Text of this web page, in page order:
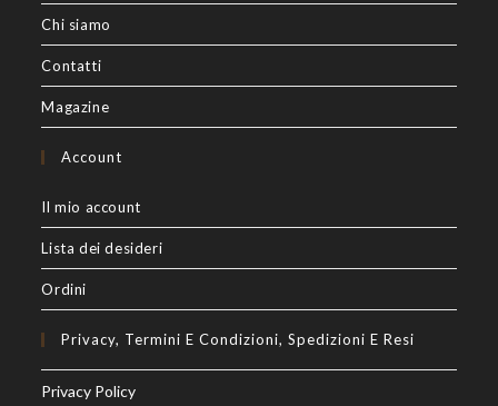
Chi siamo
Contatti
Magazine
Account
Il mio account
Lista dei desideri
Ordini
Privacy, Termini E Condizioni, Spedizioni E Resi
Privacy Policy